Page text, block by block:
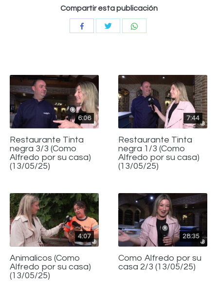
Compartir esta publicación
CompartirCompartir
6:06
Restaurante Tinta
negra 3/3 (Como
Alfredo por su casa)
(13/05/25)
7:44
Restaurante Tinta
negra 1/3 (Como
Alfredo por su casa)
(13/05/25)
4:07
Animalicos (Como
Alfredo por su casa)
(13/05/25)
28:35
Como Alfredo por su
casa 2/3 (13/05/25)